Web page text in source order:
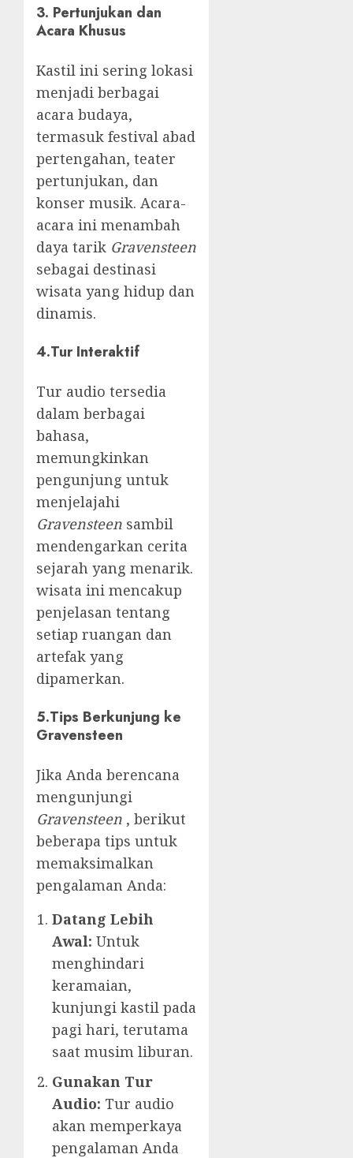
3. Pertunjukan dan
Acara Khusus
Kastil ini sering lokasi
menjadi berbagai
acara budaya,
termasuk festival abad
pertengahan, teater
pertunjukan, dan
konser musik. Acara-
acara ini menambah
daya tarik Gravensteen
sebagai destinasi
wisata yang hidup dan
dinamis.
4.Tur Interaktif
Tur audio tersedia
dalam berbagai
bahasa,
memungkinkan
pengunjung untuk
menjelajahi
Gravensteen sambil
mendengarkan cerita
sejarah yang menarik.
wisata ini mencakup
penjelasan tentang
setiap ruangan dan
artefak yang
dipamerkan.
5.Tips Berkunjung ke
Gravensteen
Jika Anda berencana
mengunjungi
Gravensteen , berikut
beberapa tips untuk
memaksimalkan
pengalaman Anda:
Datang Lebih
Awal: Untuk
menghindari
keramaian,
kunjungi kastil pada
pagi hari, terutama
saat musim liburan.
Gunakan Tur
Audio: Tur audio
akan memperkaya
pengalaman Anda